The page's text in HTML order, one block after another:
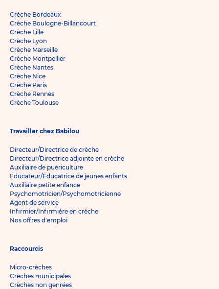
Crèche Bordeaux
Crèche Boulogne-Billancourt
Crèche Lille
Crèche Lyon
Crèche Marseille
Crèche Montpellier
Crèche Nantes
Crèche Nice
Crèche Paris
Crèche Rennes
Crèche Toulouse
Travailler chez Babilou
Directeur/Directrice de crèche
Directeur/Directrice adjointe en crèche
Auxiliaire de puériculture
Éducateur/Éducatrice de jeunes enfants
Auxiliaire petite enfance
Psychomotricien/Psychomotricienne
Agent de service
Infirmier/Infirmière en crèche
Nos offres d'emploi
Raccourcis
Micro-crèches
Crèches municipales
Crèches non genrées